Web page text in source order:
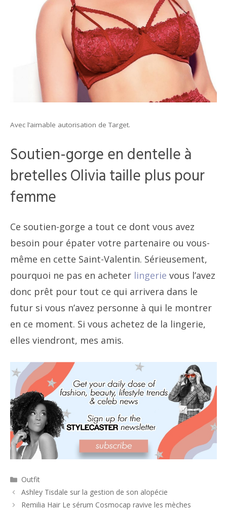
Avec l’aimable autorisation de Target.
Soutien-gorge en dentelle à
bretelles Olivia taille plus pour
femme
Ce soutien-gorge a tout ce dont vous avez
besoin pour épater votre partenaire ou vous-
même en cette Saint-Valentin. Sérieusement,
pourquoi ne pas en acheter lingerie vous l’avez
donc prêt pour tout ce qui arrivera dans le
futur si vous n’avez personne à qui le montrer
en ce moment. Si vous achetez de la lingerie,
elles viendront, mes amis.
Catégories
Outfit
Navigation
des
Ashley Tisdale sur la gestion de son alopécie
Remilia Hair Le sérum Cosmocap ravive les mèches